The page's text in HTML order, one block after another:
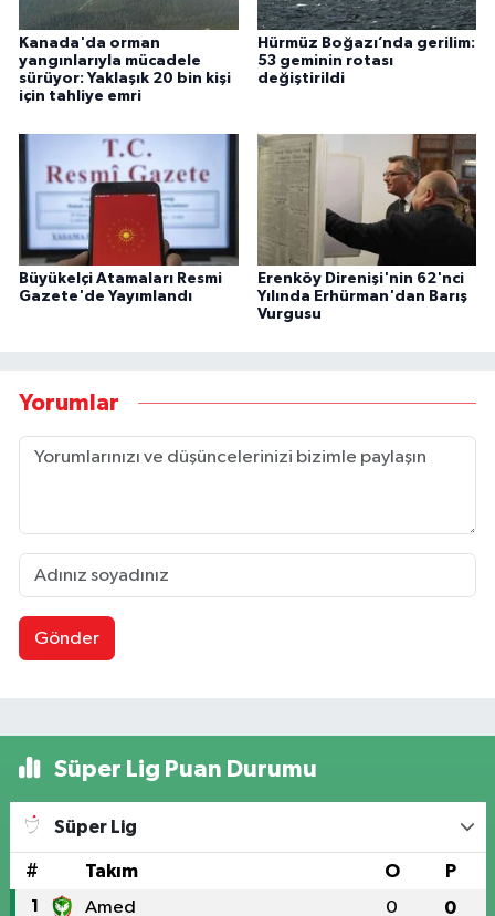
Kanada'da orman
yangınlarıyla mücadele
sürüyor: Yaklaşık 20 bin kişi
için tahliye emri
Hürmüz Boğazı’nda gerilim:
53 geminin rotası
değiştirildi
Büyükelçi Atamaları Resmi
Gazete'de Yayımlandı
Erenköy Direnişi'nin 62'nci
Yılında Erhürman'dan Barış
Vurgusu
Yorumlar
Gönder
Süper Lig Puan Durumu
Süper Lig
# Takım O P
1 Amed 0 0